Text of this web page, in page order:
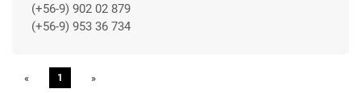
(+56-9) 902 02 879
(+56-9) 953 36 734
« Previous
1 »